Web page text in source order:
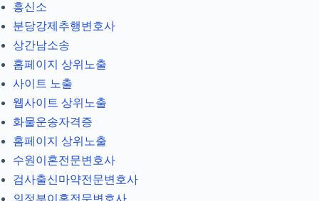
흥신소
분당강제추행변호사
상간남소송
홈페이지 상위노출
사이트 노출
웹사이트 상위노출
화물운송자격증
홈페이지 상위노출
수원이혼전문변호사
검사출신마약전문변호사